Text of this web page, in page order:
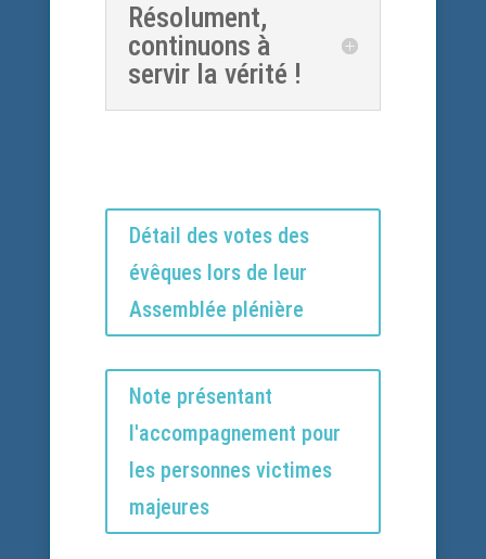
Résolument,
continuons à
servir la vérité !
Détail des votes des
évêques lors de leur
Assemblée plénière
Note présentant
l'accompagnement pour
les personnes victimes
majeures